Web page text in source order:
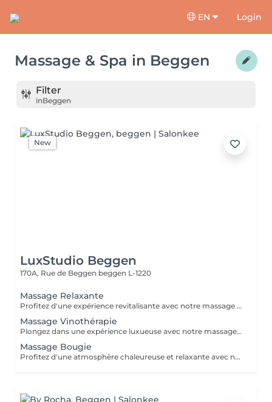
EN Login
Massage & Spa in Beggen
Filter
inBeggen
New
LuxStudio Beggen
170A, Rue de Beggen beggen L-1220
Massage Relaxante
Profitez d'une expérience revitalisante avec notre massage relaxant de 40, 60 ou 90 minutes. Nos esthéticiennes utiliseront des techniques douces pour soulager les tensions musculaires, procurant une sensation de tranquillité. Le temps de préparation et d'installation de la cliente est inclus dans la période choisie, garantissant que chaque minute soit consacrée à votre bien-être. Profitez de ce moment pour rajeunir corps et esprit.
Massage Vinothérapie
Plongez dans une expérience luxueuse avec notre massage Vinothérapie de 40, 60 ou 90 minutes. Nos Esthetcienne experts utiliseront des techniques spécifiques, combinant les bienfaits du raisin pour apaiser vos muscles et offrir une sensation de détente profonde. Le temps de préparation et d'installation de la cliente est inclus dans la durée sélectionnée, garantissant une expérience dédiée à votre bien-être. Laissez-vous emporter par ce moment de délice, revitalisant à la fois votre corps et votre esprit.
Massage Bougie
Profitez d'une atmosphère chaleureuse et relaxante avec notre massage aux bougies de 40, 60 ou 90 minutes. Nos esthéticiennes spécialisées intègrent des bougies parfumées pour créer une ambiance paisible tout en appliquant des techniques douces visant à soulager les tensions musculaires. Le temps de préparation et d'installation de la cliente est inclus dans la période choisie, garantissant que chaque minute soit dédiée à votre bien-être. Offrez-vous une expérience de rajeunissement du corps et de l'esprit dans ce cadre serein.